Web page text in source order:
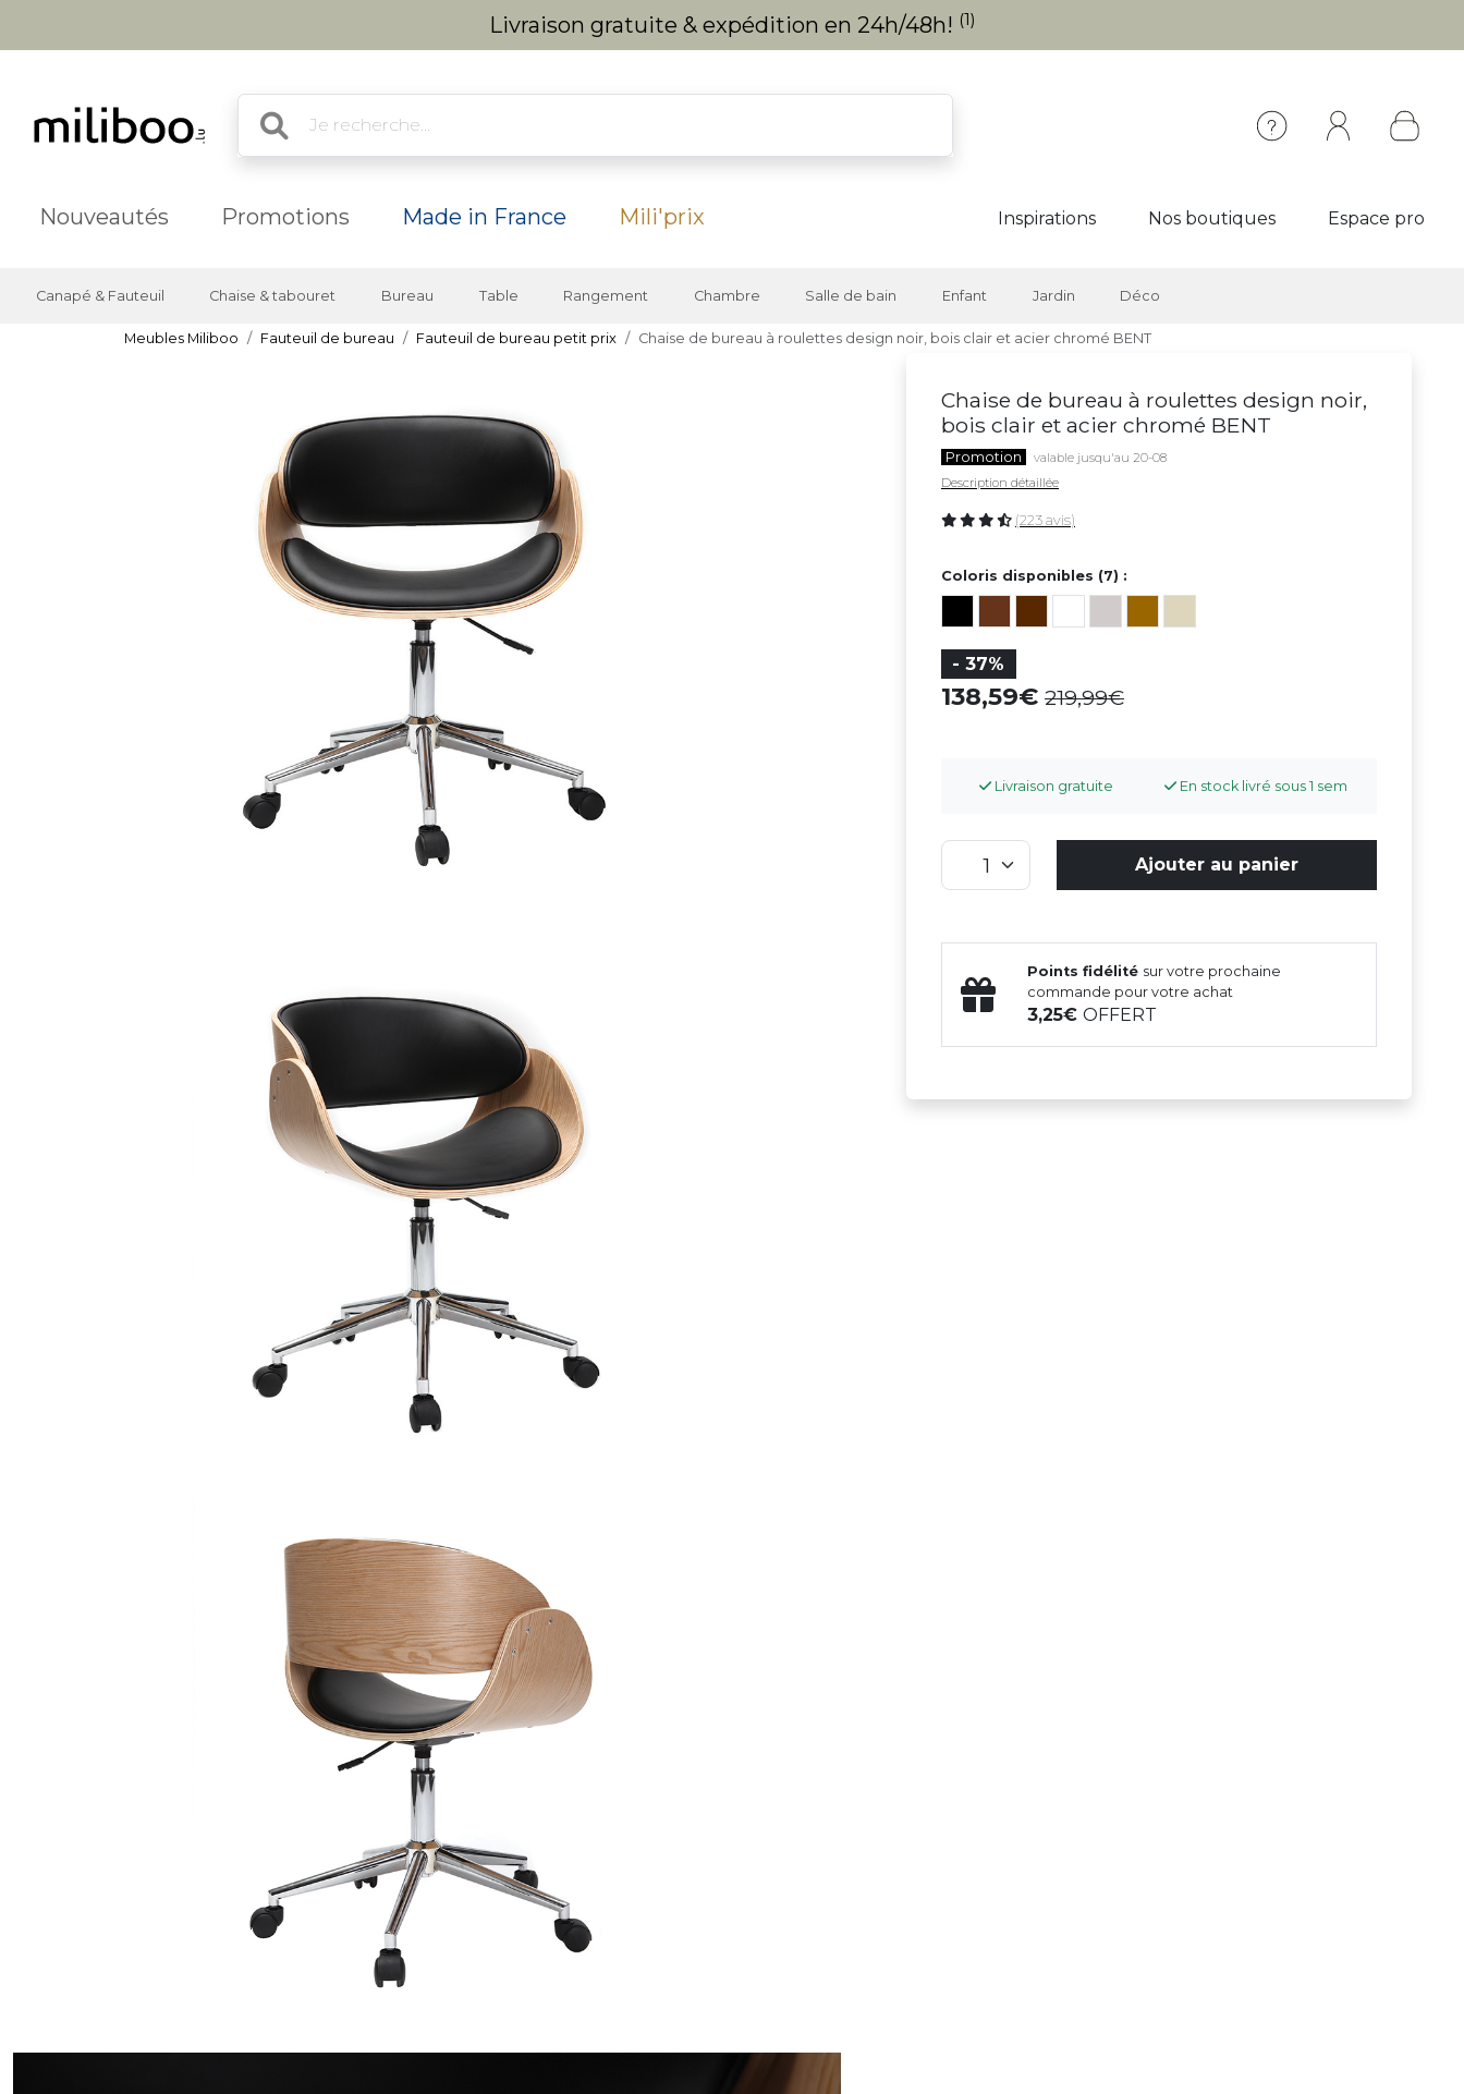
Livraison gratuite & expédition en 24h/48h! (1)
Nouveautés Promotions Made in France Mili'prix Inspirations Nos boutiques Espace pro
Canapé & Fauteuil Chaise & tabouret Bureau Table Rangement Chambre Salle de bain Enfant Jardin Déco
Meubles Miliboo Fauteuil de bureau Fauteuil de bureau petit prix Chaise de bureau à roulettes design noir, bois clair et acier chromé BENT
Chaise de bureau à roulettes design noir,
bois clair et acier chromé BENT
Promotion
valable jusqu'au 20-08
Description détaillée
(223 avis)
Coloris disponibles (7) :
- 37%
138,59 219,99
Livraison gratuite En stock livré sous 1 sem
Ajouter au panier
Points fidélité sur votre prochaine
commande pour votre achat
3,25OFFERT